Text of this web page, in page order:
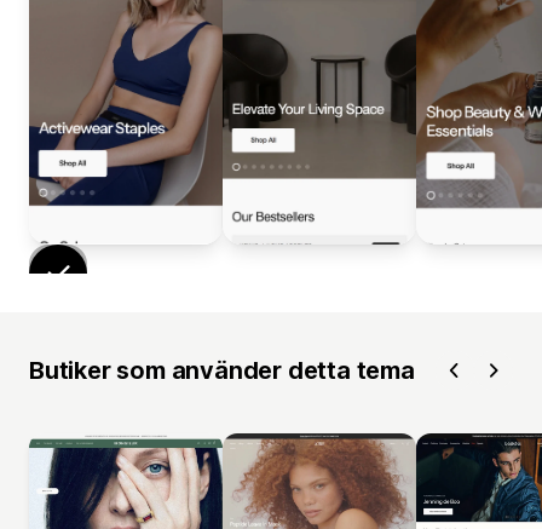
Butiker som använder detta tema